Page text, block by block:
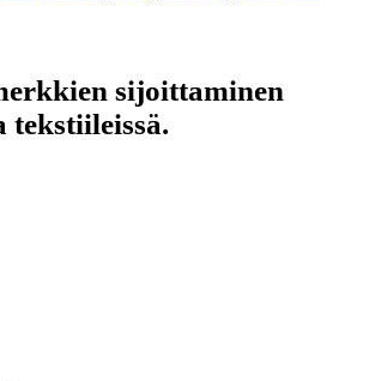
sijoittaminen
tekstiileissä.